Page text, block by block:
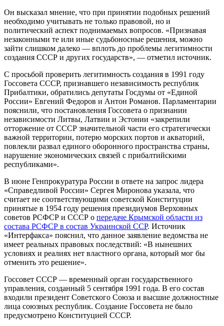
Он высказал мнение, что при принятии подобных решений
необходимо учитывать не только правовой, но и
политический аспект поднимаемых вопросов. «Признавая
незаконными те или иные судьбоносные решения, можно
зайти слишком далеко — вплоть до проблемы легитимности
создания СССР и других государств», — отметил источник.
С просьбой проверить легитимность создания в 1991 году
Госсовета СССР, признавшего независимость республик
Прибалтики, обратились депутаты Госдумы от «Единой
России» Евгений Федоров и Антон Романов. Парламентарии
пояснили, что постановления Госсовета о признании
независимости Литвы, Латвии и Эстонии «закрепили
отторжение от СССР значительной части его стратегически
важной территории, потерю морских портов и акваторий,
повлекли развал единого оборонного пространства страны,
нарушение экономических связей с прибалтийскими
республиками».
В июне Генпрокуратура России в ответе на запрос лидера
«Справедливой России» Сергея Миронова указала, что
считает не соответствующими советской Конституции
принятые в 1954 году решения президиумов Верховных
советов РСФСР и СССР о передаче Крымской области из
состава РСФСР в состав Украинской ССР. Источник
«Интерфакса» пояснил, что данное заявление ведомства не
имеет реальных правовых последствий: «В нынешних
условиях и реалиях нет властного органа, который мог бы
отменить это решение».
Госсовет СССР — временный орган государственного
управления, созданный 5 сентября 1991 года. В его состав
входили президент Советского Союза и высшие должностные
лица союзных республик. Создание Госсовета не было
предусмотрено Конституцией СССР.